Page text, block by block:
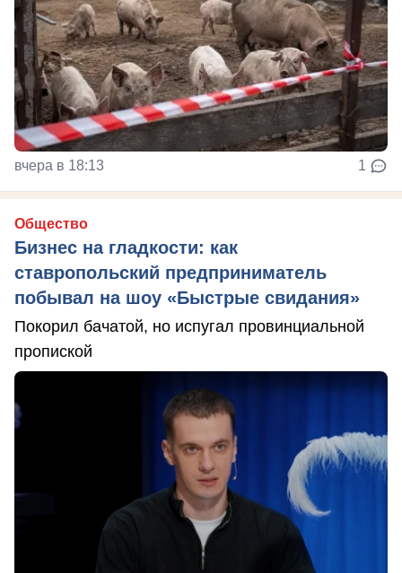
вчера в 18:13 1
Общество
Бизнес на гладкости: как
ставропольский предприниматель
побывал на шоу «Быстрые свидания»
Покорил бачатой, но испугал провинциальной
пропиской